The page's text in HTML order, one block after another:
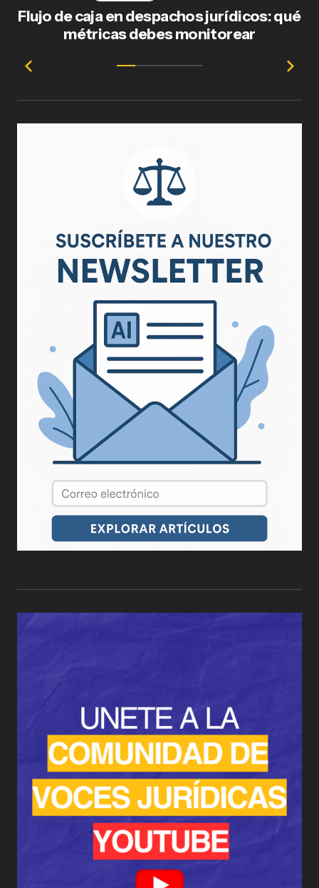
Flujo de caja en despachos jurídicos: qué
métricas debes monitorear